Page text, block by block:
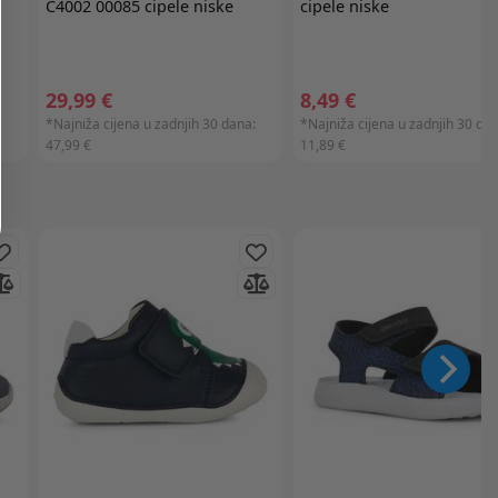
C4002 00085 cipele niske
29,99 €
*Najniža cijena u zadnjih 30 dana:
47,99 €
cipele niske
8,49 €
*Najniža cijena u zadnjih 30
11,89 €